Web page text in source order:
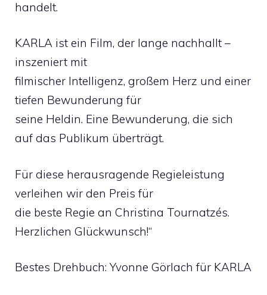
handelt.
KARLA ist ein Film, der lange nachhallt –
inszeniert mit
filmischer Intelligenz, großem Herz und einer
tiefen Bewunderung für
seine Heldin. Eine Bewunderung, die sich
auf das Publikum überträgt.
Für diese herausragende Regieleistung
verleihen wir den Preis für
die beste Regie an Christina Tournatzés.
Herzlichen Glückwunsch!“
Bestes Drehbuch: Yvonne Görlach für KARLA